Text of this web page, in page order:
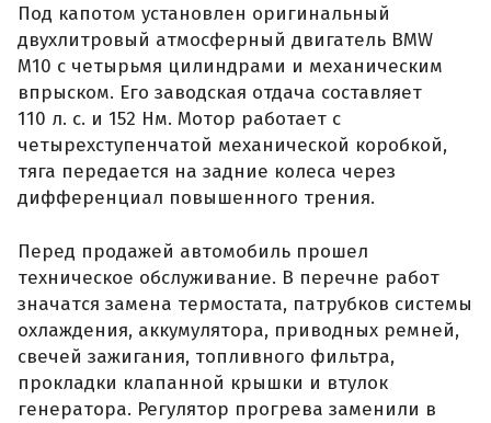
Под капотом установлен оригинальный
двухлитровый атмосферный двигатель BMW
M10 с четырьмя цилиндрами и механическим
впрыском. Его заводская отдача составляет
110 л. с. и 152 Нм. Мотор работает с
четырехступенчатой механической коробкой,
тяга передается на задние колеса через
дифференциал повышенного трения.
Перед продажей автомобиль прошел
техническое обслуживание. В перечне работ
значатся замена термостата, патрубков системы
охлаждения, аккумулятора, приводных ремней,
свечей зажигания, топливного фильтра,
прокладки клапанной крышки и втулок
генератора. Регулятор прогрева заменили в